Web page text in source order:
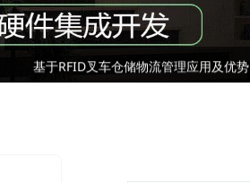
基于RFID叉车仓储物流管理应用及优势
国际RFID行业标准有哪些？
基于RFID叉车仓储物流管理应用及优势